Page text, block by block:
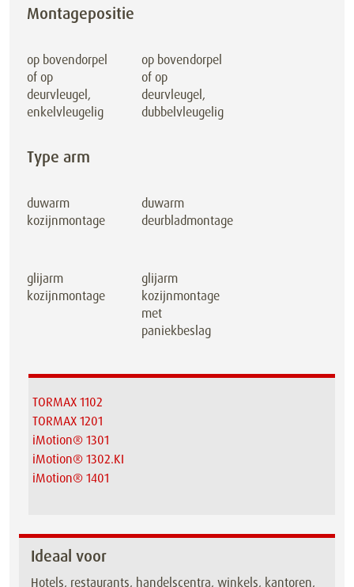
Montagepositie
op bovendorpel
of op
deurvleugel,
enkelvleugelig
op bovendorpel
of op
deurvleugel,
dubbelvleugelig
Type arm
duwarm
kozijnmontage
duwarm
deurbladmontage
glijarm
kozijnmontage
glijarm
kozijnmontage
met
paniekbeslag
TORMAX 1102
TORMAX 1201
iMotion® 1301
iMotion® 1302.KI
iMotion® 1401
Ideaal voor
Hotels, restaurants, handelscentra, winkels, kantoren,